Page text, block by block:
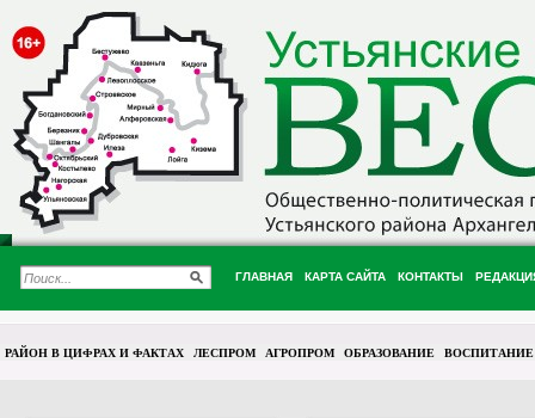
ГЛАВНАЯ КАРТА САЙТА КОНТАКТЫ
РАЙОН В ЦИФРАХ И ФАКТАХ ЛЕСПРОМ АГРОПРОМ ОБРАЗОВАНИЕ ВОСПИТАНИЕ